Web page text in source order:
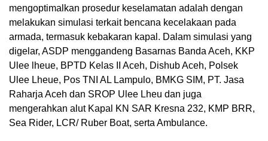
mengoptimalkan prosedur keselamatan adalah dengan
melakukan simulasi terkait bencana kecelakaan pada
armada, termasuk kebakaran kapal. Dalam simulasi yang
digelar, ASDP menggandeng Basarnas Banda Aceh, KKP
Ulee lheue, BPTD Kelas II Aceh, Dishub Aceh, Polsek
Ulee Lheue, Pos TNI AL Lampulo, BMKG SIM, PT. Jasa
Raharja Aceh dan SROP Ulee Lheu dan juga
mengerahkan alut Kapal KN SAR Kresna 232, KMP BRR,
Sea Rider, LCR/ Ruber Boat, serta Ambulance.